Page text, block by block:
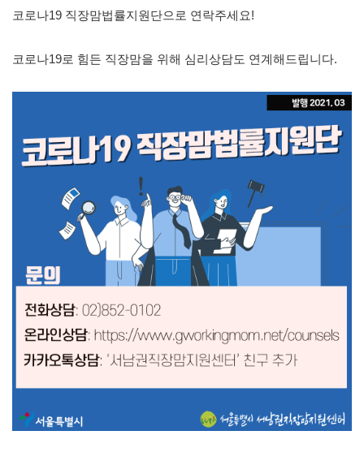
코로나19 직장맘법률지원단으로 연락주세요!
코로나19로 힘든 직장맘을 위해 심리상담도 연계해드립니다.